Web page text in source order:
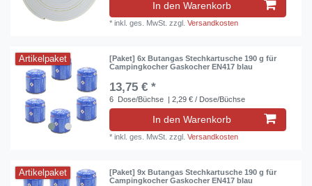
In den Warenkorb
*inkl. ges. MwSt. zzgl.Versandkosten
Artikelpaket
[Paket] 6x Butangas Stechkartusche 190 g für
Campingkocher Gaskocher EN417 blau
13,75 € *
6 Dose/Büchse | 2,29 € / Dose/Büchse
In den Warenkorb
*inkl. ges. MwSt. zzgl.Versandkosten
Artikelpaket
[Paket] 9x Butangas Stechkartusche 190 g für
Campingkocher Gaskocher EN417 blau